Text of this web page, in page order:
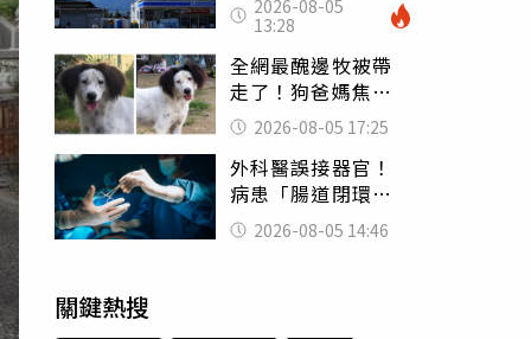
「想活下去」 山
友狂背物資上山：
台灣真的是寶島
2026-08-05
13:28
全網最醜邊牧被帶
走了！狗爸媽焦慮
到送醫 農場急喊
一句話
2026-08-05 17:25
外科醫誤接器官！
病患「腸道閉環」
無法排便險死 同
行看傻：糟糕至極
2026-08-05 14:46
關鍵熱搜